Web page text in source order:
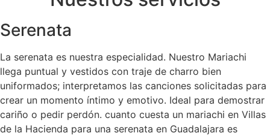
Serenata
La serenata es nuestra especialidad. Nuestro Mariachi
llega puntual y vestidos con traje de charro bien
uniformados; interpretamos las canciones solicitadas para
crear un momento íntimo y emotivo. Ideal para demostrar
cariño o pedir perdón. cuanto cuesta un mariachi en Villas
de la Hacienda para una serenata en Guadalajara es